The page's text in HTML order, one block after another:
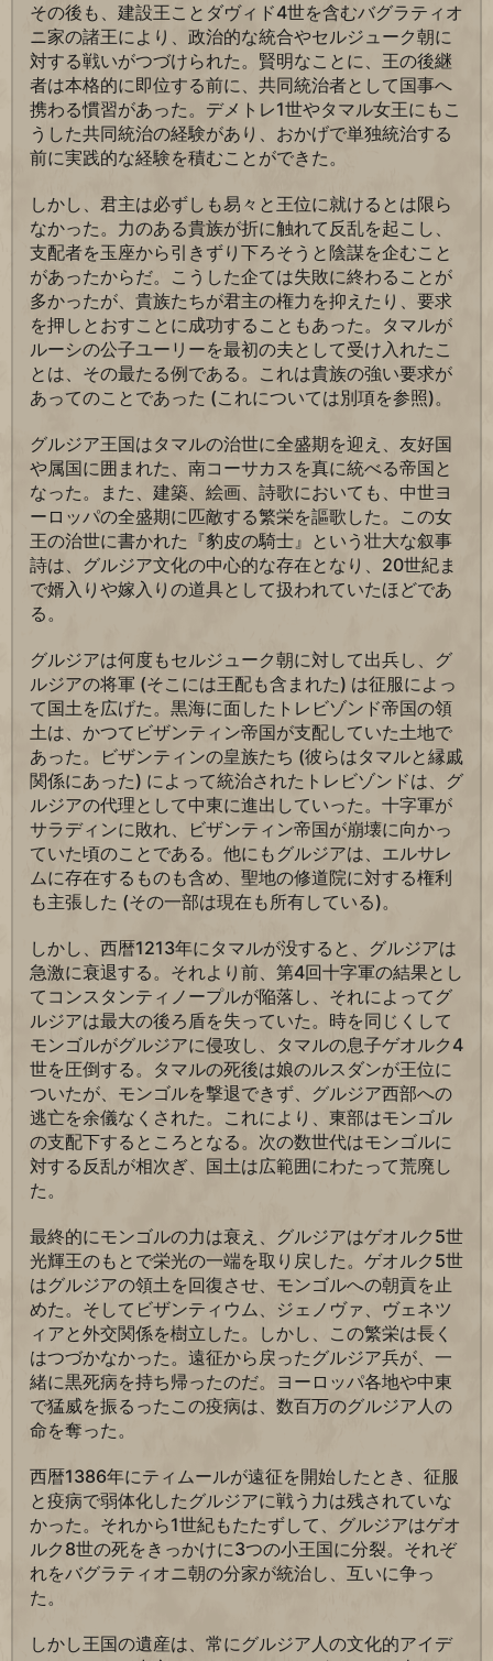
その後も、建設王ことダヴィド4世を含むバグラティオ
ニ家の諸王により、政治的な統合やセルジューク朝に
対する戦いがつづけられた。賢明なことに、王の後継
者は本格的に即位する前に、共同統治者として国事へ
携わる慣習があった。デメトレ1世やタマル女王にもこ
うした共同統治の経験があり、おかげで単独統治する
前に実践的な経験を積むことができた。
しかし、君主は必ずしも易々と王位に就けるとは限ら
なかった。力のある貴族が折に触れて反乱を起こし、
支配者を玉座から引きずり下ろそうと陰謀を企むこと
があったからだ。こうした企ては失敗に終わることが
多かったが、貴族たちが君主の権力を抑えたり、要求
を押しとおすことに成功することもあった。タマルが
ルーシの公子ユーリーを最初の夫として受け入れたこ
とは、その最たる例である。これは貴族の強い要求が
あってのことであった (これについては別項を参照)。
グルジア王国はタマルの治世に全盛期を迎え、友好国
や属国に囲まれた、南コーサカスを真に統べる帝国と
なった。また、建築、絵画、詩歌においても、中世ヨ
ーロッパの全盛期に匹敵する繁栄を謳歌した。この女
王の治世に書かれた『豹皮の騎士』という壮大な叙事
詩は、グルジア文化の中心的な存在となり、20世紀ま
で婿入りや嫁入りの道具として扱われていたほどであ
る。
グルジアは何度もセルジューク朝に対して出兵し、グ
ルジアの将軍 (そこには王配も含まれた) は征服によっ
て国土を広げた。黒海に面したトレビゾンド帝国の領
土は、かつてビザンティン帝国が支配していた土地で
あった。ビザンティンの皇族たち (彼らはタマルと縁戚
関係にあった) によって統治されたトレビゾンドは、グ
ルジアの代理として中東に進出していった。十字軍が
サラディンに敗れ、ビザンティン帝国が崩壊に向かっ
ていた頃のことである。他にもグルジアは、エルサレ
ムに存在するものも含め、聖地の修道院に対する権利
も主張した (その一部は現在も所有している)。
しかし、西暦1213年にタマルが没すると、グルジアは
急激に衰退する。それより前、第4回十字軍の結果とし
てコンスタンティノープルが陥落し、それによってグ
ルジアは最大の後ろ盾を失っていた。時を同じくして
モンゴルがグルジアに侵攻し、タマルの息子ゲオルク4
世を圧倒する。タマルの死後は娘のルスダンが王位に
ついたが、モンゴルを撃退できず、グルジア西部への
逃亡を余儀なくされた。これにより、東部はモンゴル
の支配下するところとなる。次の数世代はモンゴルに
対する反乱が相次ぎ、国土は広範囲にわたって荒廃し
た。
最終的にモンゴルの力は衰え、グルジアはゲオルク5世
光輝王のもとで栄光の一端を取り戻した。ゲオルク5世
はグルジアの領土を回復させ、モンゴルへの朝貢を止
めた。そしてビザンティウム、ジェノヴァ、ヴェネツ
ィアと外交関係を樹立した。しかし、この繁栄は長く
はつづかなかった。遠征から戻ったグルジア兵が、一
緒に黒死病を持ち帰ったのだ。ヨーロッパ各地や中東
で猛威を振るったこの疫病は、数百万のグルジア人の
命を奪った。
西暦1386年にティムールが遠征を開始したとき、征服
と疫病で弱体化したグルジアに戦う力は残されていな
かった。それから1世紀もたたずして、グルジアはゲオ
ルク8世の死をきっかけに3つの小王国に分裂。それぞ
れをバグラティオニ朝の分家が統治し、互いに争っ
た。
しかし王国の遺産は、常にグルジア人の文化的アイデ